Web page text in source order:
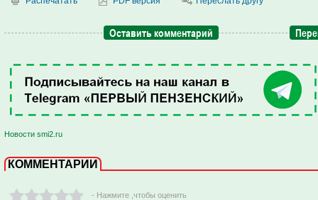
Оставить комментарий
Новости smi2.ru
КОММЕНТАРИИ
- Нажмите ,чтобы оценить